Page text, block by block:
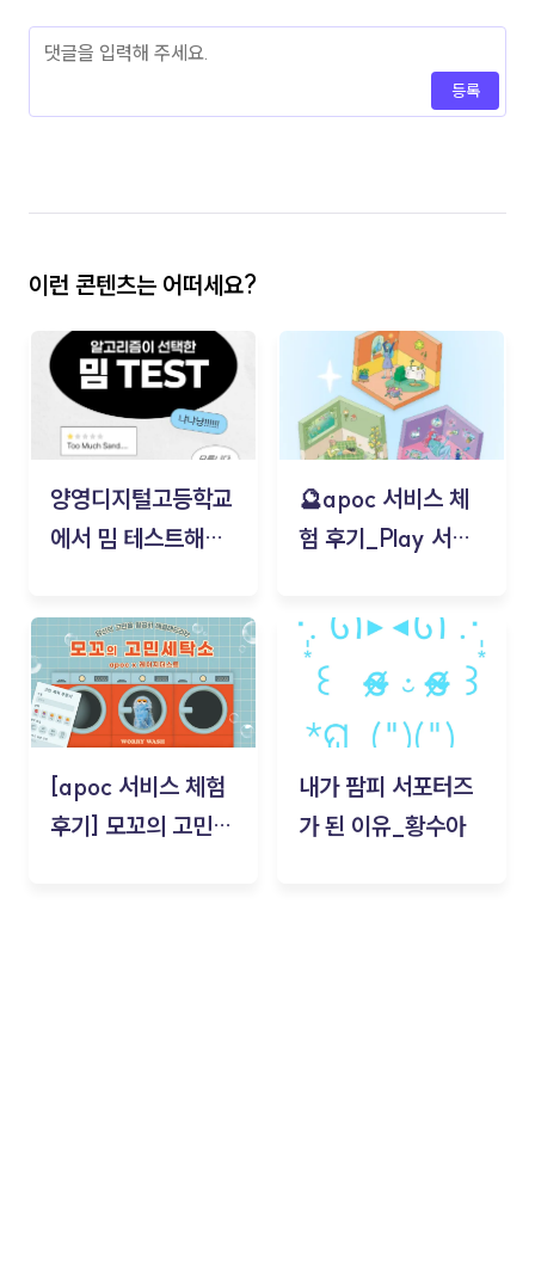
등록
이런 콘텐츠는 어떠세요?
양영디지털고등학교
에서 밈 테스트해보
🔮apoc 서비스 체
험 후기_Play 서비
김태현
[apoc 서비스 체험
후기] 모꼬의 고민세
내가 팜피 서포터즈
가 된 이유_황수아